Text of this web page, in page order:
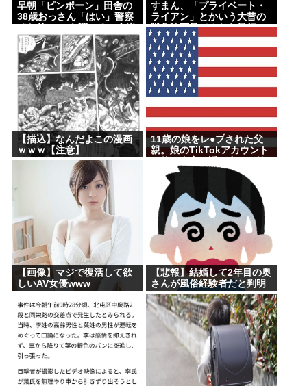
早朝「ピンポーン」田舎の
38歳おっさん「はい」警察
行方不明・被児童搾取セン
ターからの通報により児
ホ゜画像を発見、逮捕
すまん、「プライベート・
ライアン」とかいう大昔の
戦争映画見てみたら最初の
30分で地獄なんだが…これ
ずっと続く感じ？
【描込】なんだよこの漫画
ｗｗｗ【注意】
11歳の娘をレ●プされた父
親。娘のTikTokアカウント
撃で天誅！
【画像】マジで復活して欲
しいAV女優www
【悲報】結婚して2年目の奥
さんが風俗経験者だと判明